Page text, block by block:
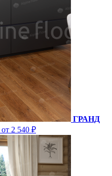
ГРАНД
от 2 540 ₽